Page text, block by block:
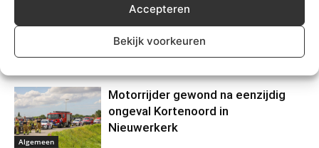
Accepteren
Bekijk voorkeuren
Zevenhuizerplas, vermist persoon
veilig gevonden
Algemeen
Motorrijder gewond na eenzijdig
ongeval Kortenoord in
Nieuwerkerk